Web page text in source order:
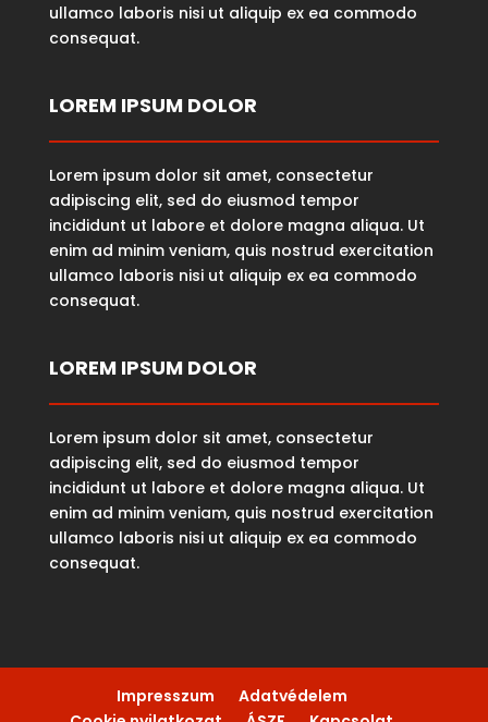
ullamco laboris nisi ut aliquip ex ea commodo
consequat.
LOREM IPSUM DOLOR
Lorem ipsum dolor sit amet, consectetur
adipiscing elit, sed do eiusmod tempor
incididunt ut labore et dolore magna aliqua. Ut
enim ad minim veniam, quis nostrud exercitation
ullamco laboris nisi ut aliquip ex ea commodo
consequat.
LOREM IPSUM DOLOR
Lorem ipsum dolor sit amet, consectetur
adipiscing elit, sed do eiusmod tempor
incididunt ut labore et dolore magna aliqua. Ut
enim ad minim veniam, quis nostrud exercitation
ullamco laboris nisi ut aliquip ex ea commodo
consequat.
Impresszum
Adatvédelem